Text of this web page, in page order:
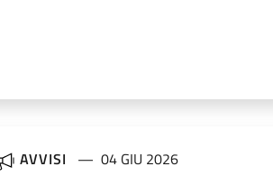
AVVISI 04 GIU 2026